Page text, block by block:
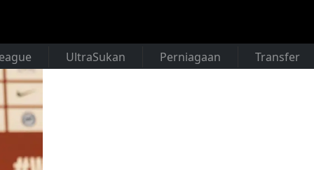
UltraSukan Perniagaan Transfer